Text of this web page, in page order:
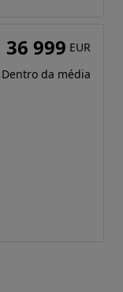
36 999 EUR
Dentro da média